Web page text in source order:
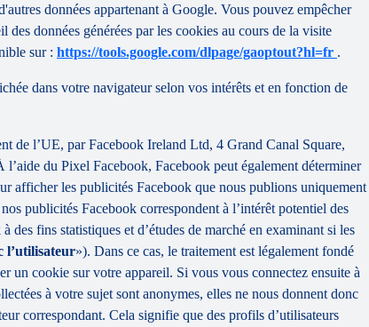
données appartenant à Google. Vous pouvez empêcher
données générées par les cookies au cours de la visite
sur : https://tools.google.com/dlpage/gaoptout?hl=fr .
dans votre navigateur selon vos intérêts et en fonction de
de l’UE, par Facebook Ireland Ltd, 4 Grand Canal Square,
du Pixel Facebook, Facebook peut également déterminer
afficher les publicités Facebook que nous publions uniquement
publicités Facebook correspondent à l’intérêt potentiel des
fins statistiques et d’études de marché en examinant si les
l’utilisateur»). Dans ce cas, le traitement est légalement fondé
un cookie sur votre appareil. Si vous vous connectez ensuite à
à votre sujet sont anonymes, elles ne nous donnent donc
correspondant. Cela signifie que des profils d’utilisateurs